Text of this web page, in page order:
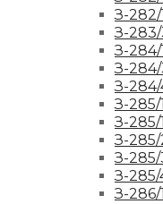
З-282/
З-
З-284/
З-
З-
З-285/1
З-285/
З-285/
З-285/
З-285/
З-286/1